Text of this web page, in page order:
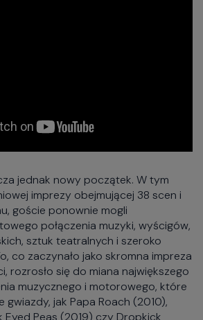
jednak nowy początek. W tym
imprezy obejmującej 38 scen i
goście ponownie mogli
połączenia muzyki, wyścigów,
sztuk teatralnych i szeroko
co zaczynało jako skromna impreza
rozrosło się do miana największego
muzycznego i motorowego, które
gwiazdy, jak Papa Roach (2010),
Eyed Peas (2019) czy Dropkick